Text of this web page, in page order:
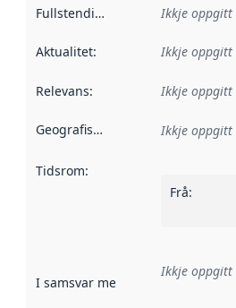
Fullstendigheit Ikkje oppgitt
Aktualitet: Ikkje oppgitt
Relevans: Ikkje oppgitt
Geografisk område Ikkje oppgitt
Tidsrom:
Frå:
I samsvar med Referanse til ei
Ikkje oppgitt